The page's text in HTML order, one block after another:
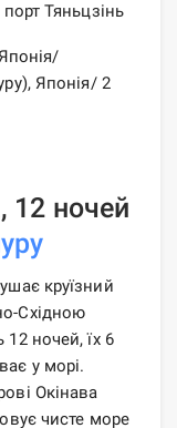
Тяньцзінь
Японія/ 2
12 ночей
круїзний
Східною
ночей, їх 6
у морі.
Окінава
чисте море